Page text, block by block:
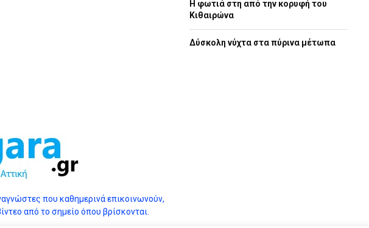
Η φωτιά στη από την κορυφή του
Κιθαιρώνα
Δύσκολη νύχτα στα πύρινα μέτωπα
που καθημερινά επικοινωνούν,
από το σημείο όπου βρίσκονται.